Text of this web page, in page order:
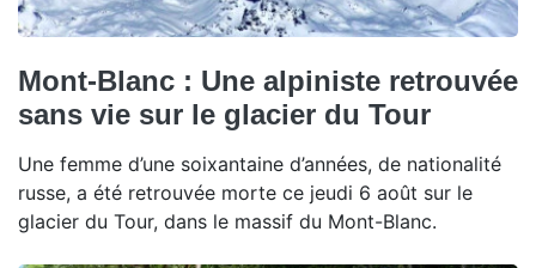
Mont-Blanc : Une alpiniste retrouvée
sans vie sur le glacier du Tour
Une femme d’une soixantaine d’années, de nationalité
russe, a été retrouvée morte ce jeudi 6 août sur le
glacier du Tour, dans le massif du Mont-Blanc.